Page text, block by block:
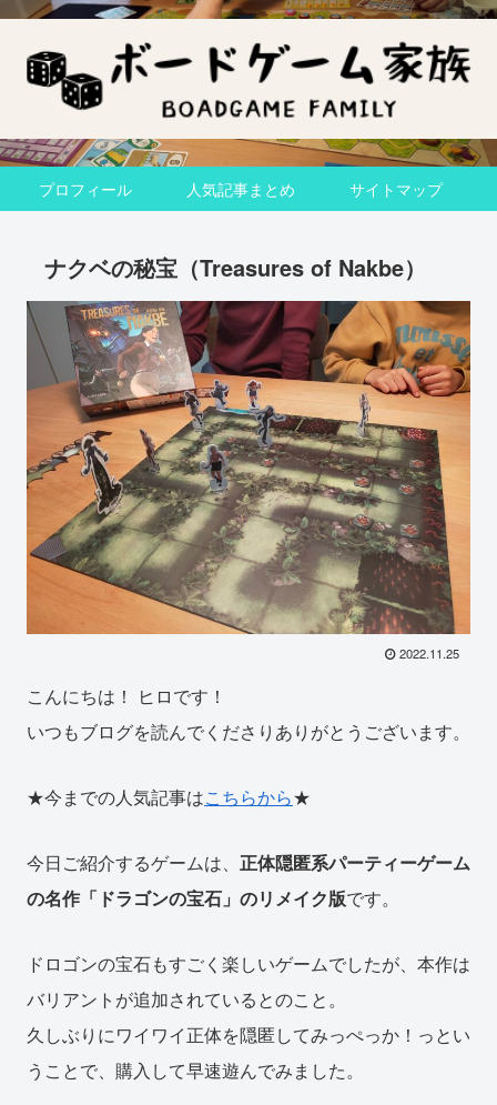
プロフィール 人気記事まとめ サイトマップ
ナクベの秘宝（Treasures of Nakbe）
2022.11.25
こんにちは！ ヒロです！
いつもブログを読んでくださりありがとうございます。
★今までの人気記事はこちらから★
今日ご紹介するゲームは、 正体隠匿系パーティーゲーム
の名作「ドラゴンの宝石」のリメイク版です。
ドロゴンの宝石もすごく楽しいゲームでしたが、本作は
バリアントが追加されているとのこと。
久しぶりにワイワイ正体を隠匿してみっぺっか！っとい
うことで、購入して早速遊んでみました。